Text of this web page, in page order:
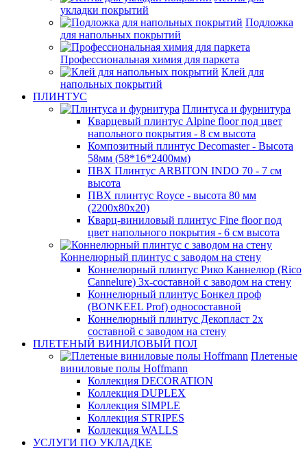
укладки покрытий
Подложка
для напольных покрытий
Профессиональная химия для паркета
Клей для
напольных покрытий
ПЛИНТУС
Плинтуса и фурнитура
Кварцевый плинтус Alpine floor под цвет
напольного покрытия - 8 см высота
Композитный плинтус Decomaster - Высота
58мм (58*16*2400мм)
ПВХ Плинтус ARBITON INDO 70 - 7 см
высота
ПВХ плинтус Royce - высота 80 мм
(2200x80x20)
Кварц-виниловый плинтус Fine floor под
цвет напольного покрытия - 6 см высота
Коннелюрный плинтус с заводом на стену
Коннелюрный плинтус Рико Каннелюр (Rico
Cannelure) 3х-составной с заводом на стену
Коннелюрный плинтус Бонкел проф
(BONKEEL Prof) односоставной
Коннелюрный плинтус Декопласт 2х
составной с заводом на стену
ПЛЕТЕНЫЙ ВИНИЛОВЫЙ ПОЛ
Плетеные
виниловые полы Hoffmann
Коллекция DECORATION
Коллекция DUPLEX
Коллекция SIMPLE
Коллекция STRIPES
Коллекция WALLS
УСЛУГИ ПО УКЛАДКЕ